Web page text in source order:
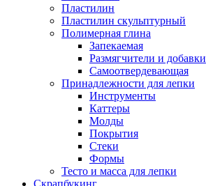
Пластилин
Пластилин скульптурный
Полимерная глина
Запекаемая
Размягчители и добавки
Самоотвердевающая
Принадлежности для лепки
Инструменты
Каттеры
Молды
Покрытия
Стеки
Формы
Тесто и масса для лепки
Скрапбукинг